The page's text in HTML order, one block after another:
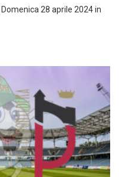
28 aprile 2024 in